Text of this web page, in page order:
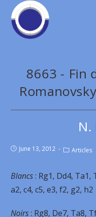
8663 - Fin
N.
June 13, 2012 Articles
Blancs: Rg1, Dd4, Ta1,
a2, c4, c5, e3, f2, g2, h2
Noirs: Rg8, De7, Ta8,